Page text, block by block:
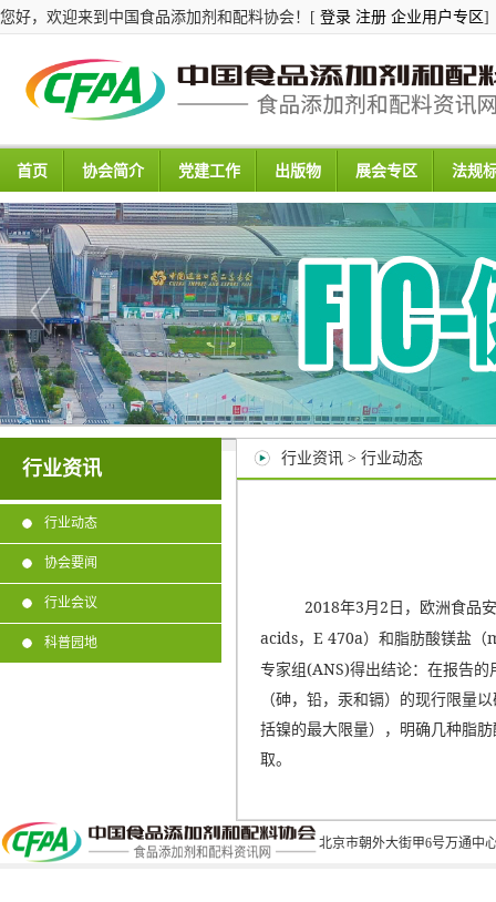
您好，欢迎来到中国食品添加剂和配料协会！[ 登录 注册 企业用户专区]
首页 协会简介 党建工作 出版物 展会专区 法规
行业资讯
行业动态
协会要闻
行业会议
科普园地
行业资讯 > 行业动态
2018年3月 2 日，欧洲食品
acids， E 470a）和脂肪酸镁盐（
专家组(ANS)得出结论：在报告的
（砷，铅，汞和镉）的现行限量
括镍的最大限量），明确几种脂
取。
北京市朝外大街甲6号万通中